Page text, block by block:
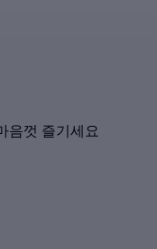
음껏 즐기세요